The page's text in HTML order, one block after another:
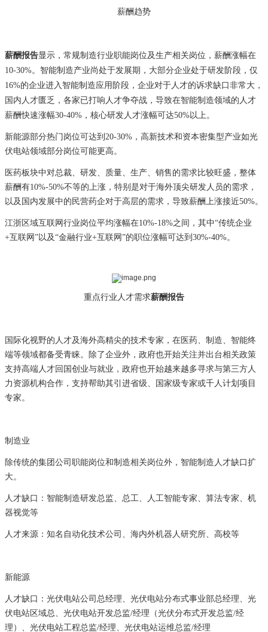
薪酬趋势
薪酬报告显示，常规制造行业职能岗位及生产相关岗位，薪酬涨幅在
10-30%。智能制造产业尚处于发展期，大部分企业处于研发阶段，仅
16%的企业进入智能制造应用阶段，企业对于人才的诉求缺口非常大，
国内人才匮乏，各家已打响人才争夺战，导致在智能制造领域的人才
薪酬快速涨幅30-40%，核心研发人才涨幅可达50%以上。
新能源部分热门岗位可达到20-30%，高新技术和资本密集型产业如光
伏电站领域部分岗位可能更高。
医药板块中对总裁、研发、质量、生产、销售的需求比较旺盛，整体
薪酬有10%-50%不等的上涨，特别是对于海外顶尖研发人员的需求，
以及国内发展中的民营药企对于高层的需求，导致薪酬上涨接近50%。
江浙区域互联网行业岗位平均涨幅在10%-18%之间，其中“传统企业
+互联网”以及“金融行业+互联网”的职位涨幅可达到30%-40%。
重点行业人才需求薪酬报告
国际化视野的人才及海外高精尖的技术专家，在医药、制造、智能终
端等领域都备受青睐。除了企业外，政府也开始关注并出台相关政策
支持高端人才回国创业与就业，政府也开始越来越多寻求与第三方人
力资源机构合作，支持帮助其引进省级、国家级专家或千人计划项目
专家。
制造业
除传统的集团公司职能岗位和制造相关岗位外，智能制造人才缺口扩
大。
人才缺口：智能制造研发总监、总工、人工智能专家、算法专家、机
器视觉等
人才来源：知名自动化技术公司、海内外机器人研究所、高校等
新能源
人才缺口：光伏电站公司总经理、光伏电站分布式事业部总经理、光
伏电站区域总、光伏电站开发总监/经理（光伏分布式开发总监/经
理）、光伏电站工程总监/经理、光伏电站运维总监/经理